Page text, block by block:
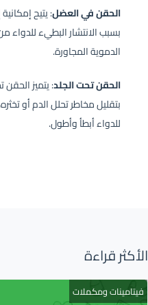
الحقن في العضل: يتيح
بسبب الانتشار البطيء للدواء
الدموية المجاورة.
الحقن تحت الجلد: يتميز
بتقليل مخاطر تحلل الدم أو
للدواء أبطأ وأطول.
الأكثر قراءة
فيتامينات ومكملات